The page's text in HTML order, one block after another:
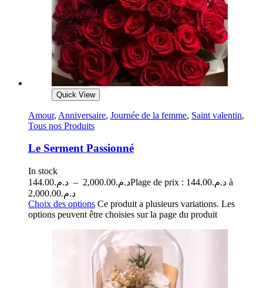
Quick View
Amour, Anniversaire, Journée de la femme, Saint valentin,
Tous nos Produits
Le Serment Passionné
In stock
د.م.144.00 – د.م.2,000.00
Plage de prix : د.م.144.00 à
د.م.2,000.00
Choix des options Ce produit a plusieurs variations. Les
options peuvent être choisies sur la page du produit